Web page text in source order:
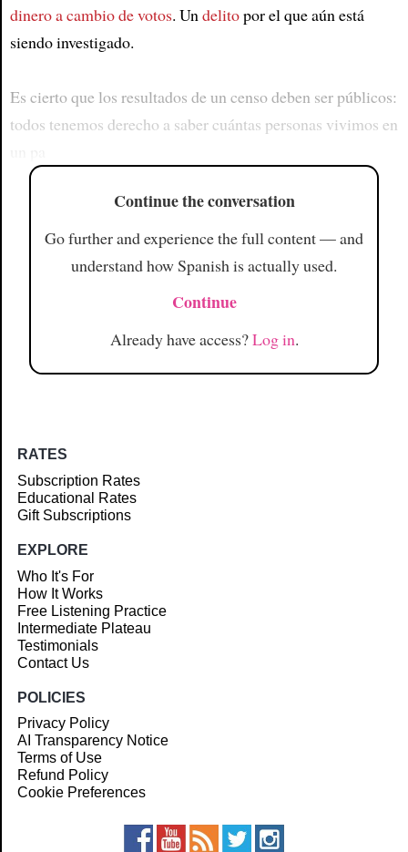
dinero a cambio de votos. Undelitopor el que aún está
siendo investigado.
Es cierto que los resultados de un censo deben ser públicos:
todos tenemos derecho a saber cuántas personas vivimos en
Continue the conversation
Go further and experience the full content — and
understand how Spanish is actually used.
Continue
Already have access?Log in.
RATES
Subscription Rates
Educational Rates
Gift Subscriptions
EXPLORE
Who It's For
How It Works
Free Listening Practice
Intermediate Plateau
Testimonials
Contact Us
POLICIES
Privacy Policy
AI Transparency Notice
Terms of Use
Refund Policy
Cookie Preferences